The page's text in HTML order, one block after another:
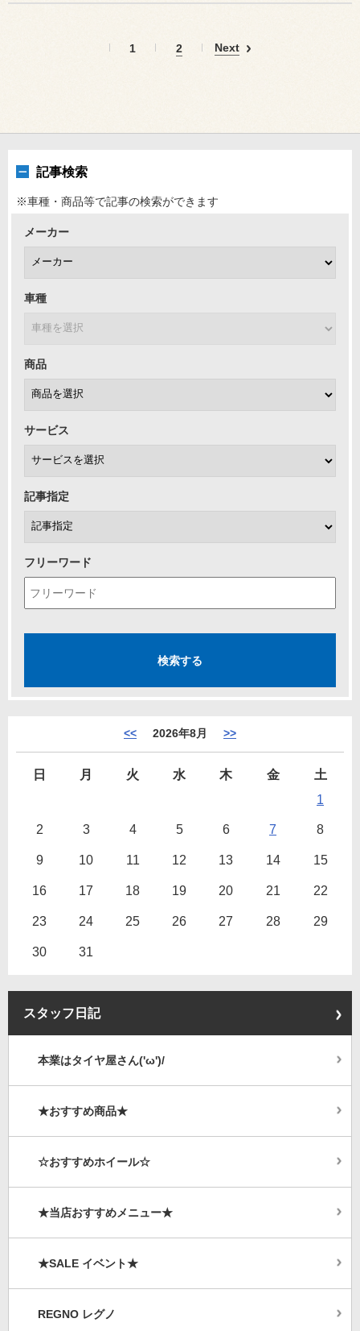
1 2 Next
記事検索
※車種・商品等で記事の検索ができます
メーカー
車種
商品
サービス
記事指定
フリーワード
<< 2026年8月 >>
日 月 火 水 木 金
土
1
2 3 4 5 6 7 8
9 10 11 12 13 14 15
16 17 18 19 20 21 22
23 24 25 26 27 28 29
30 31
スタッフ日記
本業はタイヤ屋さん('ω')/
★おすすめ商品★
☆おすすめホイール☆
★当店おすすめメニュー★
★SALE イベント★
REGNO レグノ